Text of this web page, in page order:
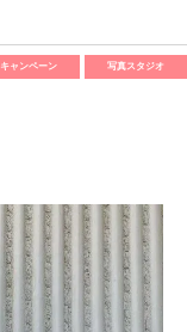
キャンペーン 写真スタジオ